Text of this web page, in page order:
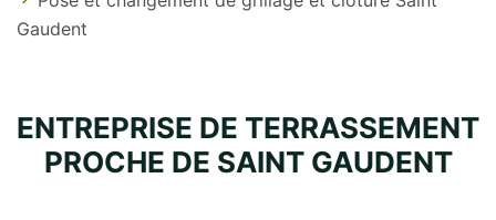
Gaudent
ENTREPRISE DE TERRASSEMENT
PROCHE DE SAINT GAUDENT